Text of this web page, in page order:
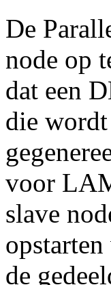
De
node op
dat een
die
voor
slave
de